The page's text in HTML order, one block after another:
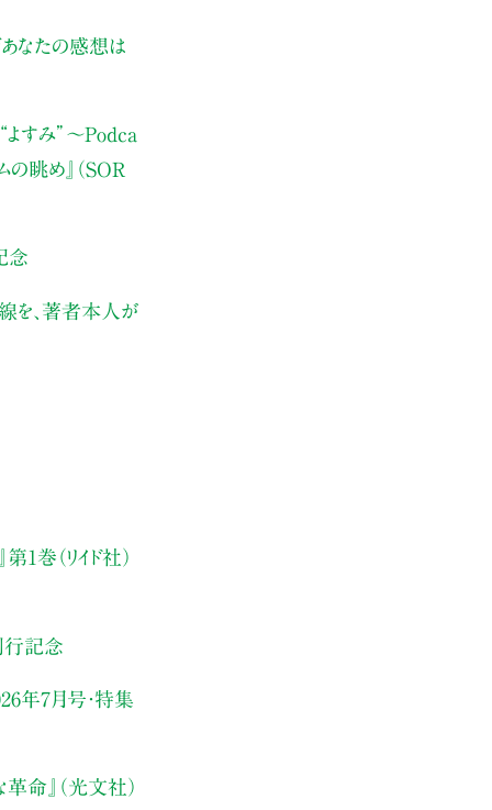
あなたの感想は
すみ” 〜Podca
の眺め』（SOR
念
を、著者本人が
1巻（リイド社）
行記念
年7月号・特集
革命』（光文社）